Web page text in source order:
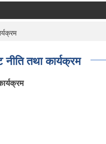
तथा कार्यक्रम